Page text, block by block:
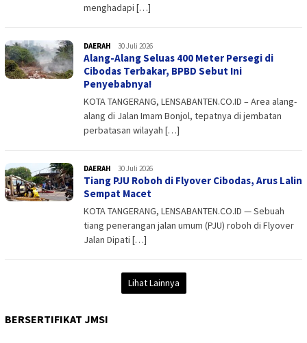
menghadapi […]
DAERAH admin
30 Juli 2026
Alang-Alang Seluas 400 Meter Persegi di
Cibodas Terbakar, BPBD Sebut Ini
Penyebabnya!
KOTA TANGERANG, LENSABANTEN.CO.ID – Area alang-
alang di Jalan Imam Bonjol, tepatnya di jembatan
perbatasan wilayah […]
DAERAH admin
30 Juli 2026
Tiang PJU Roboh di Flyover Cibodas, Arus Lalin
Sempat Macet
KOTA TANGERANG, LENSABANTEN.CO.ID — Sebuah
tiang penerangan jalan umum (PJU) roboh di Flyover
Jalan Dipati […]
Lihat Lainnya
BERSERTIFIKAT JMSI